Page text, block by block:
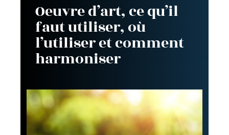
Oeuvre d’art, ce qu’il
faut utiliser, où
l’utiliser et comment
harmoniser